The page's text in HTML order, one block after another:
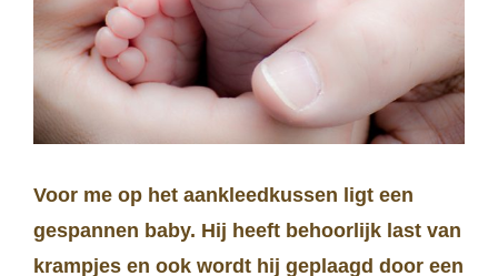
Voor me op het aankleedkussen ligt een
gespannen baby. Hij heeft behoorlijk last van
krampjes en ook wordt hij geplaagd door een